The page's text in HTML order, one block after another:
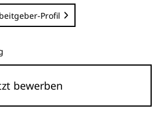
Profil
bewerben